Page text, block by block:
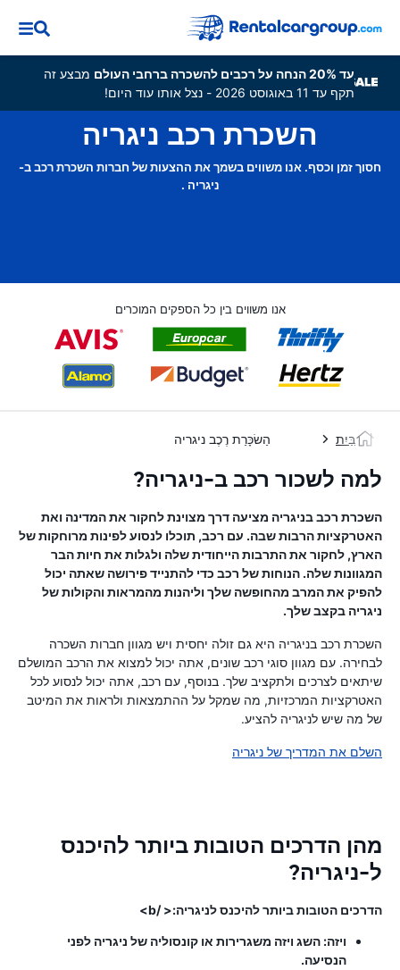
עד 20% הנחה על רכבים להשכרה ברחבי העולם
מבצע זה
תקף עד 11 באוגוסט 2026 - נצל אותו עוד היום!
השכרת רכב ניגריה
חסוך זמן וכסף. אנו משווים בשמך את ההצעות של חברות השכרת רכב ב-
ניגריה .
אנו משווים בין כל הספקים המוכרים
בַּיִת הַשׂכָּרַת רֶכֶב ניגריה
למה לשכור רכב ב-ניגריה?
השכרת רכב בניגריה מציעה דרך מצוינת לחקור את המדינה ואת
האטרקציות הרבות שבה. עם רכב, תוכלו לנסוע לפינות מרוחקות של
הארץ, לחקור את התרבות הייחודית שלה ולגלות את חיות הבר
המגוונות שלה. הנוחות של רכב כדי להתנייד פירושה שאתה יכול
להפיק את המרב מהחופשה שלך וליהנות מהמראות והקולות של
ניגריה בקצב שלך.
השכרת רכב בניגריה היא גם זולה יחסית ויש מגוון חברות השכרה
לבחירה. עם מגוון סוגי רכב שונים, אתה יכול למצוא את הרכב המושלם
שיתאים לצרכים ולתקציב שלך. בנוסף, עם רכב, אתה יכול לנסוע לכל
האטרקציות המרכזיות, מה שמקל על ההתמצאות ולראות את המיטב
של מה שיש לניגריה להציע.
השלם את המדריך של ניגריה
מהן הדרכים הטובות ביותר להיכנס
ל-ניגריה?
הדרכים הטובות ביותר להיכנס לניגריה:< /b>
ויזה: השג ויזה משגרירות או קונסוליה של ניגריה לפני
הנסיעה.